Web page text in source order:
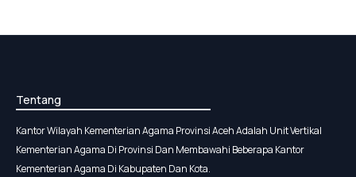
Tentang
Kantor Wilayah Kementerian Agama Provinsi Aceh Adalah Unit Vertikal
Kementerian Agama Di Provinsi Dan Membawahi Beberapa Kantor
Kementerian Agama Di Kabupaten Dan Kota.